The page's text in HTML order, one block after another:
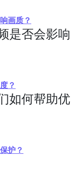
画质？
是否会影响
？
如何帮助优
护？